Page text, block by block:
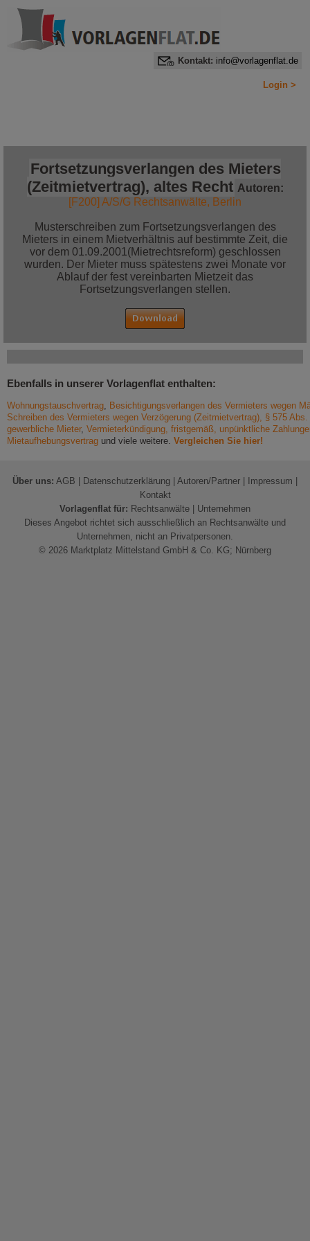
Kontakt: info@vorlagenflat.de
Login >
Fortsetzungsverlangen des Mieters
(Zeitmietvertrag), altes Recht Autoren:
[F200] A/S/G Rechtsanwälte, Berlin
Musterschreiben zum Fortsetzungsverlangen des
Mieters in einem Mietverhältnis auf bestimmte Zeit, die
vor dem 01.09.2001(Mietrechtsreform) geschlossen
wurden. Der Mieter muss spätestens zwei Monate vor
Ablauf der fest vereinbarten Mietzeit das
Fortsetzungsverlangen stellen.
Ebenfalls in unserer Vorlagenflat enthalten:
Wohnungstauschvertrag, Besichtigungsverlangen des Vermieters wegen
Schreiben des Vermieters wegen Verzögerung (Zeitmietvertrag), § 575
gewerbliche Mieter, Vermieterkündigung, fristgemäß, unpünktliche
Mietaufhebungsvertrag und viele weitere. Vergleichen Sie hier!
Über uns: AGB Datenschutzerklärung Autoren/Partner Impressum
Kontakt
Vorlagenflat für: Rechtsanwälte
Unternehmen
Dieses Angebot richtet sich ausschließlich an Rechtsanwälte und
Unternehmen, nicht an Privatpersonen.
© 2026 Marktplatz Mittelstand GmbH & Co. KG; Nürnberg